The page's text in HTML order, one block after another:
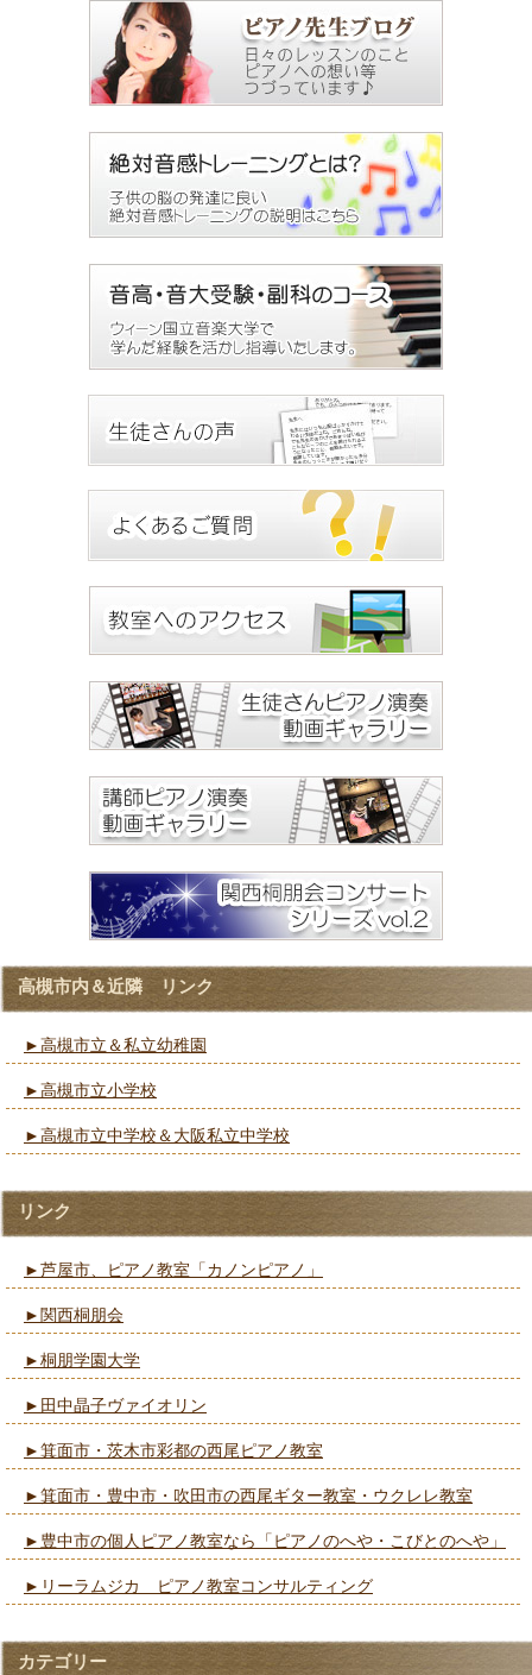
高槻市内＆近隣 リンク
►高槻市立＆私立幼稚園
►高槻市立小学校
►高槻市立中学校＆大阪私立中学校
リンク
►芦屋市、ピアノ教室「カノンピアノ」
►関西桐朋会
►桐朋学園大学
►田中晶子ヴァイオリン
►箕面市・茨木市彩都の西尾ピアノ教室
►箕面市・豊中市・吹田市の西尾ギター教室・ウクレレ教室
►豊中市の個人ピアノ教室なら「ピアノのへや・こびとのへや」
►リーラムジカ ピアノ教室コンサルティング
カテゴリー